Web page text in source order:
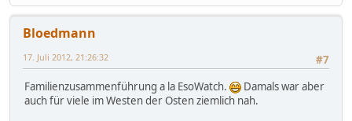
Bloedmann
#7
17. Juli 2012, 21:26:32
Familienzusammenführung a la EsoWatch.
Damals war aber
auch für viele im Westen der Osten ziemlich nah.